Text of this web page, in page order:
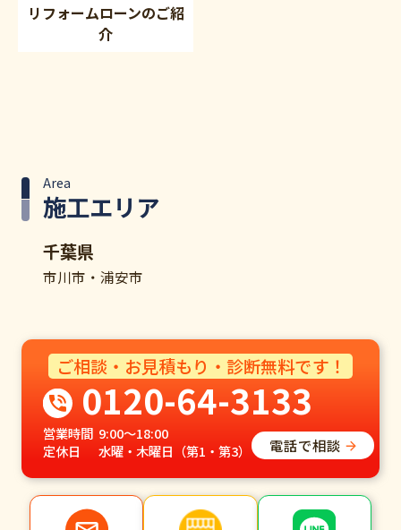
リフォームローンのご紹
介
施工エリア
Area
千葉県
市川市・浦安市
ご相談・お見積もり・診断無料です！
0120-64-3133
営業時間 9:00～18:00
定休日
水曜・木曜日（第1・第3） 電話で相談